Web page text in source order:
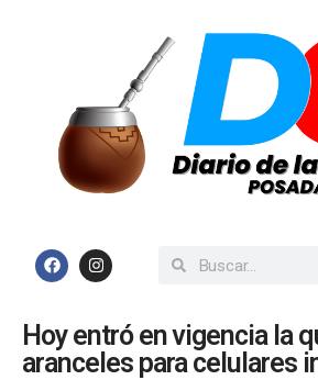
Hoy entró en vigencia la
aranceles para celulares